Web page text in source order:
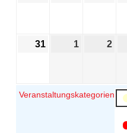
31 1 2
Veranstaltungskategorien